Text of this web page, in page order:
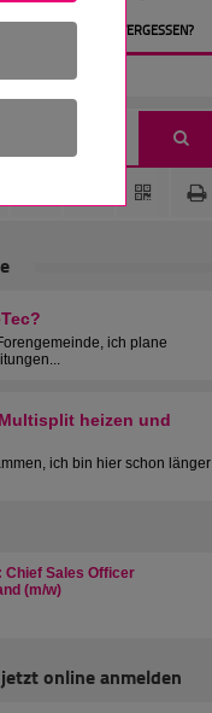
» PASSWORT VERGESSEN?
ich plane
heizen und
ich bin hier schon länger
Chief Sales Officer
(m/w)
online anmelden